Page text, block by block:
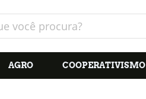
AGRO COOPERATIVISMO